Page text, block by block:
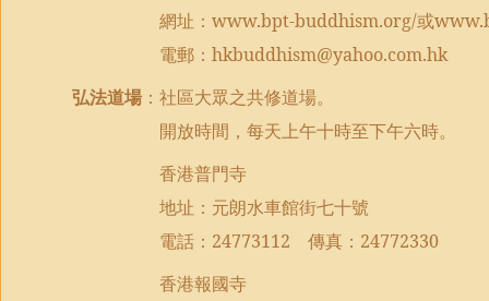
網址： www.bpt-buddhism.org/或
電郵： hkbuddhism@yahoo.com.hk
弘法道場 ：社區大眾之共修道場。
開放時間，每天上午十時至下午六時。
香港普門寺
地址：元朗水車館街七十號
電話： 24773112 傳真： 24772330
香港報國寺